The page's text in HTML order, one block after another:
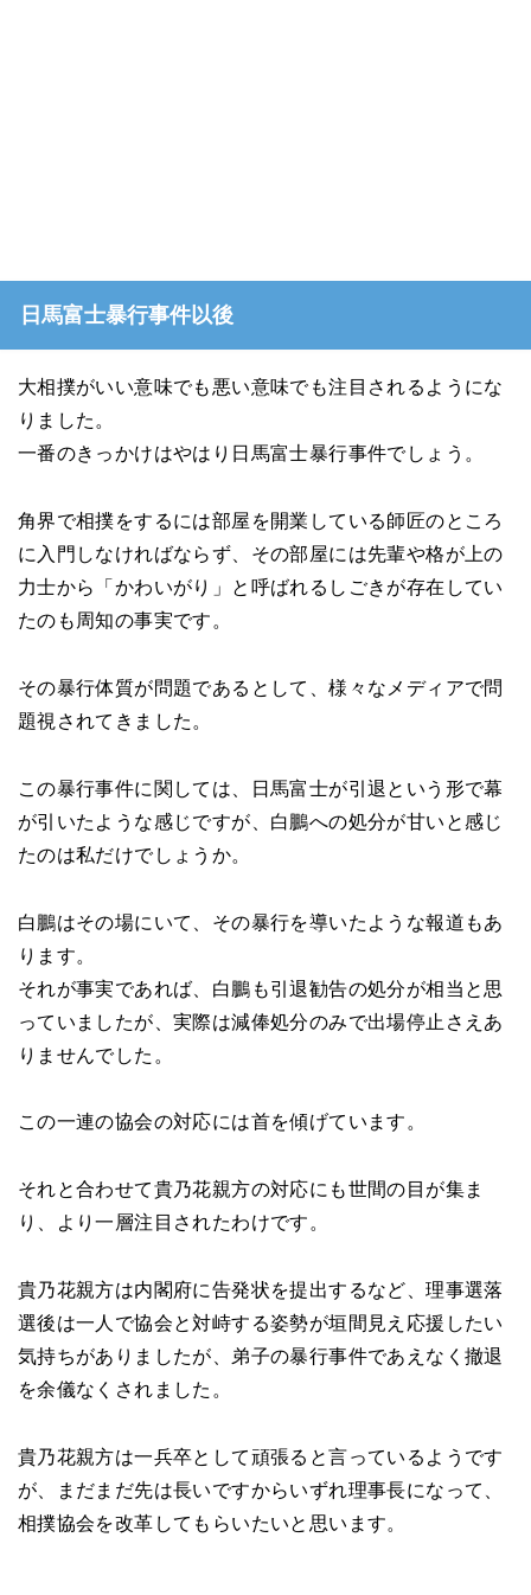
日馬富士暴行事件以後
大相撲がいい意味でも悪い意味でも注目されるようにな
りました。
一番のきっかけはやはり日馬富士暴行事件でしょう。
角界で相撲をするには部屋を開業している師匠のところ
に入門しなければならず、その部屋には先輩や格が上の
力士から「かわいがり」と呼ばれるしごきが存在してい
たのも周知の事実です。
その暴行体質が問題であるとして、様々なメディアで問
題視されてきました。
この暴行事件に関しては、日馬富士が引退という形で幕
が引いたような感じですが、白鵬への処分が甘いと感じ
たのは私だけでしょうか。
白鵬はその場にいて、その暴行を導いたような報道もあ
ります。
それが事実であれば、白鵬も引退勧告の処分が相当と思
っていましたが、実際は減俸処分のみで出場停止さえあ
りませんでした。
この一連の協会の対応には首を傾げています。
それと合わせて貴乃花親方の対応にも世間の目が集ま
り、より一層注目されたわけです。
貴乃花親方は内閣府に告発状を提出するなど、理事選落
選後は一人で協会と対峙する姿勢が垣間見え応援したい
気持ちがありましたが、弟子の暴行事件であえなく撤退
を余儀なくされました。
貴乃花親方は一兵卒として頑張ると言っているようです
が、まだまだ先は長いですからいずれ理事長になって、
相撲協会を改革してもらいたいと思います。